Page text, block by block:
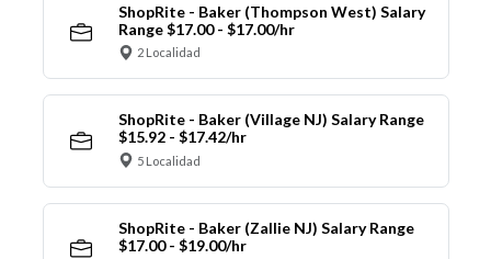
ShopRite - Baker (Thompson West) Salary
Range $17.00 - $17.00/hr
2 Localidad
ShopRite - Baker (Village NJ) Salary Range
$15.92 - $17.42/hr
5 Localidad
ShopRite - Baker (Zallie NJ) Salary Range
$17.00 - $19.00/hr